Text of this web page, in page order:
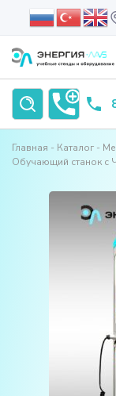
Главная Каталог
Обучающий станок с